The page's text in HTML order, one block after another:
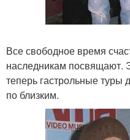
Все свободное время
наследникам посвящают.
теперь гастрольные туры
по близким.